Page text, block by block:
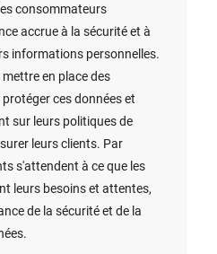
consommateurs
accrue à la sécurité et à
informations personnelles.
en place des
ces données et
sur leurs politiques de
leurs clients. Par
s'attendent à ce que les
leurs besoins et attentes,
de la sécurité et de la